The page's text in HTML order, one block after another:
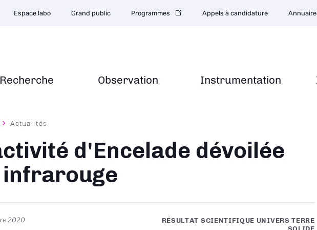
Recherche Observation Instrumentation
Espace labo Grand public Programmes Appels à candidature
Actualités
d'Encelade dévoilée
infrarouge
2020
RÉSULTAT SCIENTIFIQUE UNIVERS TERRE